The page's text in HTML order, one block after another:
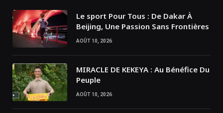
Le sport Pour Tous : De Dakar À
Beijing, Une Passion Sans Frontières
AOÛT 10, 2026
MIRACLE DE KEKEYA : Au Bénéfice Du
Peuple
AOÛT 10, 2026